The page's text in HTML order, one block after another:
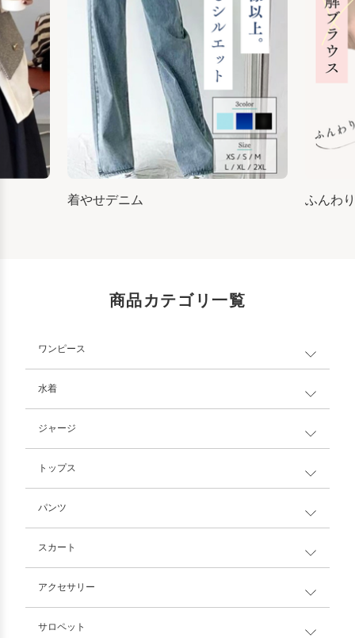
着やせデニム ふんわ
商品カテゴリ一覧
ワンピース
水着
ジャージ
トップス
パンツ
スカート
アクセサリー
サロペット